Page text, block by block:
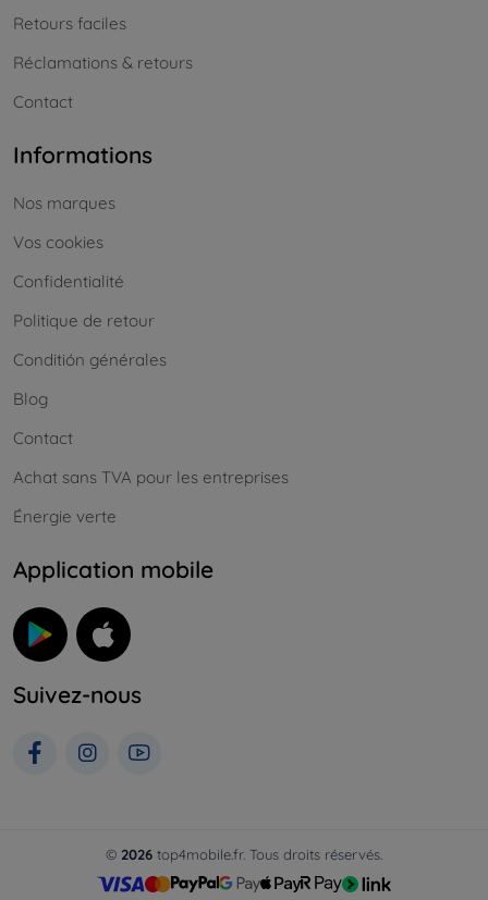
Retours faciles
Réclamations & retours
Contact
Informations
Nos marques
Vos cookies
Confidentialité
Politique de retour
Conditión générales
Blog
Contact
Achat sans TVA pour les entreprises
Énergie verte
Application mobile
Suivez-nous
© 2026 top4mobile.fr. Tous droits réservés.